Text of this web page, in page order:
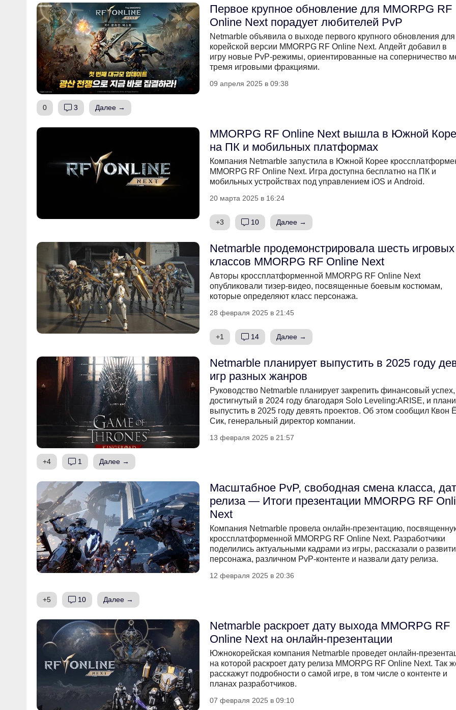
Первое крупное обновление для MMORPG RF
Online Next порадует любителей PvP
Netmarble объявила о выходе первого крупного обновления для
корейской версии MMORPG RF Online Next. Апдейт добавил в
игру новые PvP-режимы, ориентированные на соперничество
тремя игровыми фракциями.
09 апреля 2025 в 09:38
0 3 Далее →
MMORPG RF Online Next вышла в Южной
на ПК и мобильных платформах
Компания Netmarble запустила в Южной Корее
MMORPG RF Online Next. Игра доступна бесплатно на ПК и
мобильных устройствах под управлением iOS и Android.
20 марта 2025 в 16:24
+3 10 Далее →
Netmarble продемонстрировала шесть игровых
классов MMORPG RF Online Next
Авторы кроссплатформенной MMORPG RF Online Next
опубликовали тизер-видео, посвященные боевым костюмам,
которые определяют класс персонажа.
28 февраля 2025 в 21:45
+1 14 Далее →
Netmarble планирует выпустить в 2025 году
игр разных жанров
Руководство Netmarble планирует закрепить финансовый успех,
достигнутый в 2024 году благодаря Solo Leveling:ARISE, и
выпустить в 2025 году девять проектов. Об этом сообщил Квон
Сик, генеральный директор компании.
13 февраля 2025 в 21:57
+4 1 Далее →
Масштабное PvP, свободная смена класса,
релиза — Итоги презентации MMORPG RF
Next
Компания Netmarble провела онлайн-презентацию,
кроссплатформенной MMORPG RF Online Next. Разработчики
поделились актуальными кадрами из игры, рассказали о
персонажа, различном PvP-контенте и назвали дату релиза.
12 февраля 2025 в 20:36
+5 10 Далее →
Netmarble раскроет дату выхода MMORPG RF
Online Next на онлайн-презентации
Южнокорейская компания Netmarble проведет онлайн-
на которой раскроет дату релиза MMORPG RF Online Next. Так
расскажут подробности о самой игре, в том числе о контенте и
планах разработчиков.
07 февраля 2025 в 09:10